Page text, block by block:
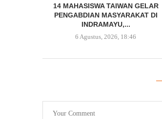
14 MAHASISWA TAIWAN GELAR
PENGABDIAN MASYARAKAT DI
INDRAMAYU,...
6 Agustus, 2026, 18:46